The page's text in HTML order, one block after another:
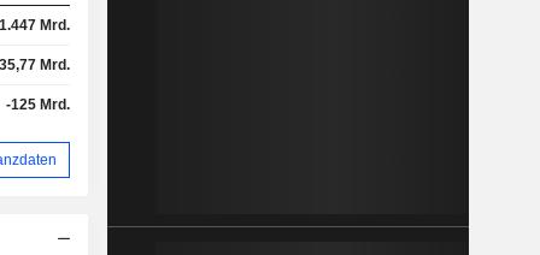
1.447 Mrd.
35,77 Mrd.
-125 Mrd.